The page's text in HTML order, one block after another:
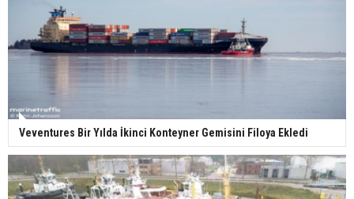
Veventures Bir Yılda İkinci Konteyner Gemisini Filoya Ekledi